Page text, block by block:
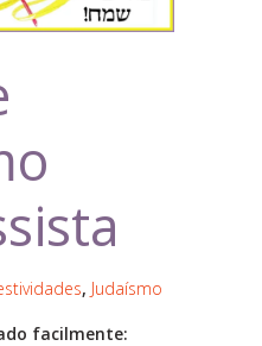
, Judaísmo
facilmente: